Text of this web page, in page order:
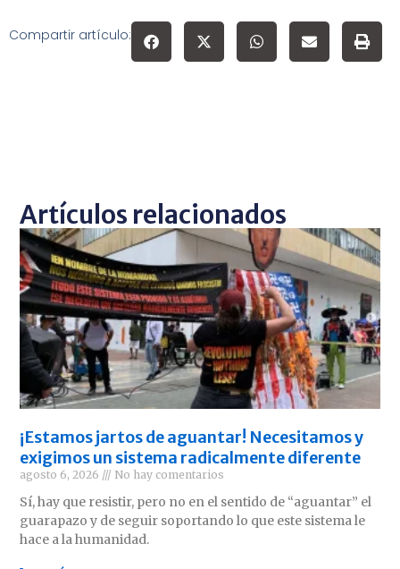
Compartir artículo:
Artículos relacionados
¡Estamos jartos de aguantar! Necesitamos y
exigimos un sistema radicalmente diferente
agosto 6, 2026 No hay comentarios
Sí, hay que resistir, pero no en el sentido de “aguantar” el
guarapazo y de seguir soportando lo que este sistema le
hace a la humanidad.